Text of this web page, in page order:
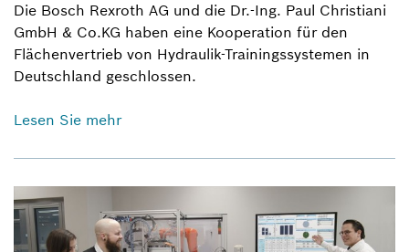
Die Bosch Rexroth AG und die Dr.-Ing. Paul Christiani
GmbH & Co.KG haben eine Kooperation für den
Flächenvertrieb von Hydraulik-Trainingssystemen in
Deutschland geschlossen.
Lesen Sie mehr